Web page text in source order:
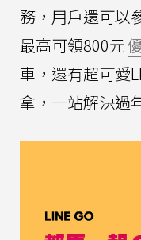
務，用戶還可以
最高可領800元
車，還有超可愛
拿，一站解決過